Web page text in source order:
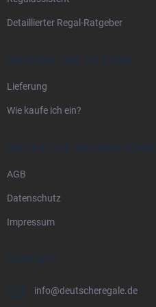
Detaillierter Regal-Ratgeber
VERSAND UND ZAHLUNG
Lieferung
Wie kaufe ich ein?
RECHTLICHE INFORMATIONEN
AGB
Datenschutz
Impressum
KONTAKT
info@deutscheregale.de